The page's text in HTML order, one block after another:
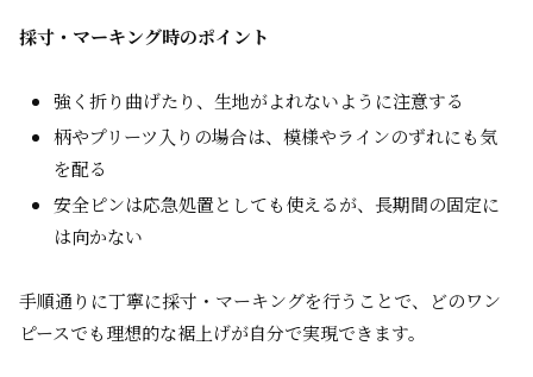
採寸・マーキング時のポイント
強く折り曲げたり、生地がよれないように注意する
柄やプリーツ入りの場合は、模様やラインのずれにも気
を配る
安全ピンは応急処置としても使えるが、長期間の固定に
は向かない
手順通りに丁寧に採寸・マーキングを行うことで、どのワン
ピースでも理想的な裾上げが自分で実現できます。